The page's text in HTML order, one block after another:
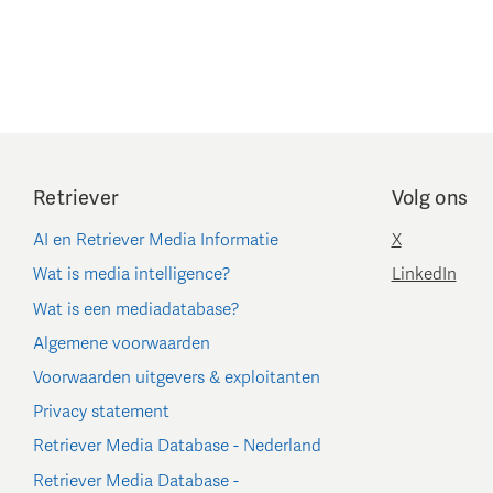
Retriever
AI en Retriever Media Informatie
Wat is media intelligence?
Wat is een mediadatabase?
Algemene voorwaarden
Voorwaarden uitgevers & exploitanten
Privacy statement
Retriever Media Database - Nederland
Retriever Media Database -
Volg ons
X
LinkedIn